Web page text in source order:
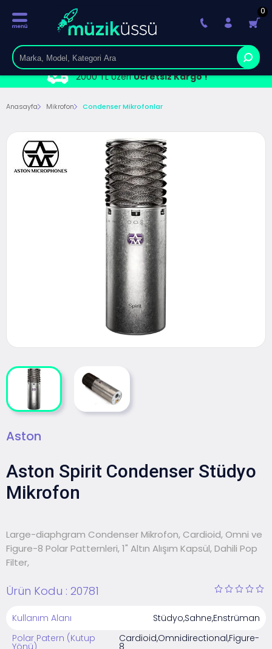
2000 TL ÜzeriÜcretsiz Kargo !
0
Anasayfa Mikrofon Condenser Mikrofonlar
Aston
Aston Spirit Condenser Stüdyo
Mikrofon
Large-diaphgram Condenser Mikrofon, Cardioid, Omni ve
Figure-8 Polar Patternleri, 1" Altın Alışım Kapsül, Dahili Pop
Filter,
Ürün Kodu : 20781
Kullanım Alanı
Stüdyo,Sahne,Enstrüman
Polar Patern (Kutup
Cardioid,Omnidirectional,Figure-